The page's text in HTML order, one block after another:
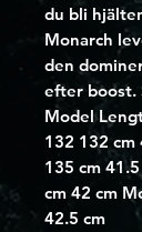
du bli
Monarch
den
efter boost.
Model
132 132 cm
135 cm
cm 42 cm
42.5 cm